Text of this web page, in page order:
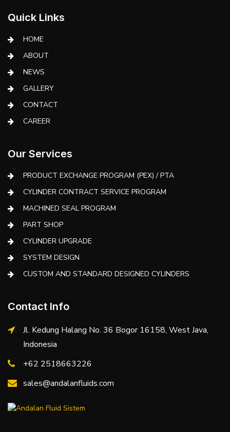
Quick Links
HOME
ABOUT
NEWS
GALLERY
CONTACT
CAREER
Our Services
PRODUCT EXCHANGE PROGRAM (PEX) / PTA
CYLINDER CONTRACT SERVICE PROGRAM
MACHINED SEAL PROGRAM
PART SHOP
CYLINDER UPGRADE
SYSTEM DESIGN
CUSTOM AND STANDARD DESIGNED CYLINDERS
Contact Info
Jl. Kedung Halang No. 36 Bogor 16158, West Java,
Indonesia
+62 2518663226
sales@andalanfluids.com